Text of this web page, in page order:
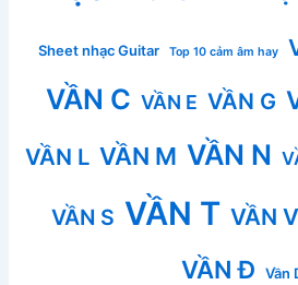
Sheet nhạc Guitar Top 10 cảm âm hay
VẦN C VẦN E VẦN G
VẦN L VẦN M VẦN N
VẦN S VẦN T VẦN V
VẦN Đ Vần